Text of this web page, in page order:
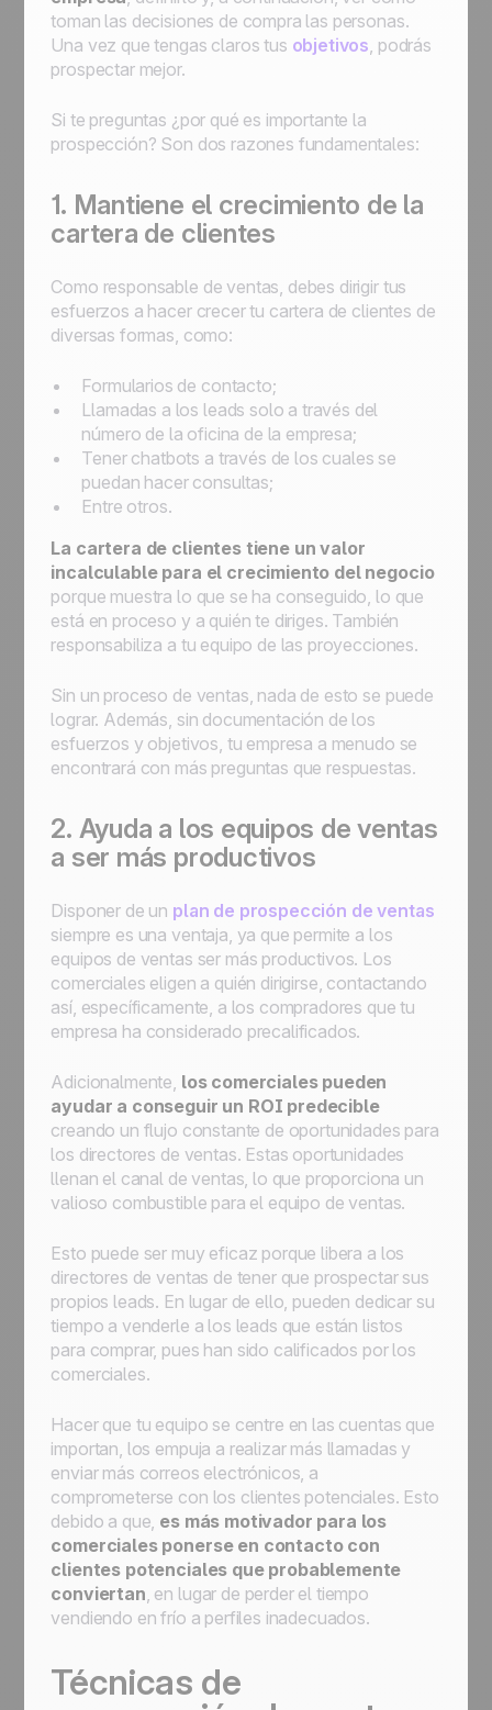
toman las decisiones de compra las personas.
Una vez que tengas claros tus objetivos, podrás
prospectar mejor.
Si te preguntas ¿por qué es importante la
prospección? Son dos razones fundamentales:
1. Mantiene el crecimiento de la
cartera de clientes
Como responsable de ventas, debes dirigir tus
esfuerzos a hacer crecer tu cartera de clientes de
diversas formas, como:
Formularios de contacto;
Llamadas a los leads solo a través del
número de la oficina de la empresa;
Tener chatbots a través de los cuales se
puedan hacer consultas;
Entre otros.
La cartera de clientes tiene un valor
incalculable para el crecimiento del negocio
porque muestra lo que se ha conseguido, lo que
está en proceso y a quién te diriges. También
responsabiliza a tu equipo de las proyecciones.
Sin un proceso de ventas, nada de esto se puede
lograr. Además, sin documentación de los
esfuerzos y objetivos, tu empresa a menudo se
encontrará con más preguntas que respuestas.
2. Ayuda a los equipos de ventas
a ser más productivos
Disponer de un plan de prospección de ventas
siempre es una ventaja, ya que permite a los
equipos de ventas ser más productivos. Los
comerciales eligen a quién dirigirse, contactando
así, específicamente, a los compradores que tu
empresa ha considerado precalificados.
Adicionalmente, los comerciales pueden
ayudar a conseguir un ROI predecible
creando un flujo constante de oportunidades para
los directores de ventas. Estas oportunidades
llenan el canal de ventas, lo que proporciona un
valioso combustible para el equipo de ventas.
Esto puede ser muy eficaz porque libera a los
directores de ventas de tener que prospectar sus
propios leads. En lugar de ello, pueden dedicar su
tiempo a venderle a los leads que están listos
para comprar, pues han sido calificados por los
comerciales.
Hacer que tu equipo se centre en las cuentas que
importan, los empuja a realizar más llamadas y
enviar más correos electrónicos, a
comprometerse con los clientes potenciales. Esto
debido a que, es más motivador para los
comerciales ponerse en contacto con
clientes potenciales que probablemente
conviertan, en lugar de perder el tiempo
vendiendo en frío a perfiles inadecuados.
Técnicas de